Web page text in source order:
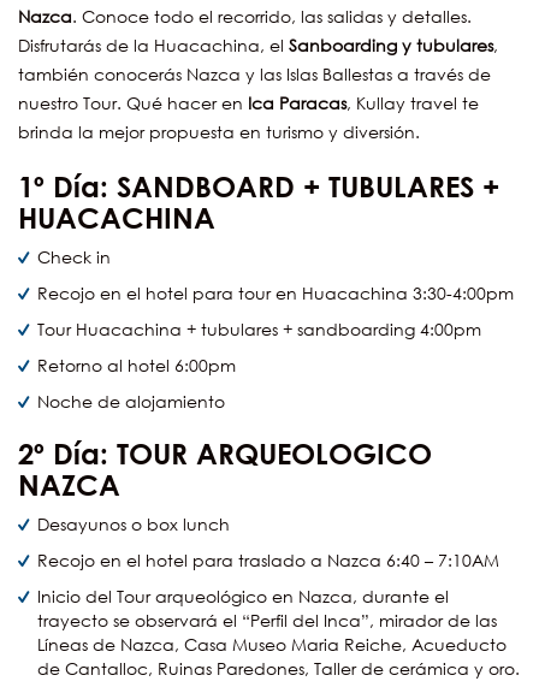
Nazca. Conoce todo el recorrido, las salidas y detalles.
Disfrutarás de la Huacachina, el Sanboarding y tubulares,
también conocerás Nazca y las Islas Ballestas a través de
nuestro Tour. Qué hacer en Ica Paracas, Kullay travel te
brinda la mejor propuesta en turismo y diversión.
1º Día: SANDBOARD + TUBULARES +
HUACACHINA
Check in
Recojo en el hotel para tour en Huacachina 3:30-4:00pm
Tour Huacachina + tubulares + sandboarding 4:00pm
Retorno al hotel 6:00pm
Noche de alojamiento
2º Día: TOUR ARQUEOLOGICO
NAZCA
Desayunos o box lunch
Recojo en el hotel para traslado a Nazca 6:40 – 7:10AM
Inicio del Tour arqueológico en Nazca, durante el
trayecto se observará el “Perfil del Inca”, mirador de las
Líneas de Nazca, Casa Museo Maria Reiche, Acueducto
de Cantalloc, Ruinas Paredones, Taller de cerámica y oro.